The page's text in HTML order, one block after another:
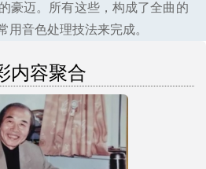
豪迈。所有这些，构成了全曲的
用音色处理技法来完成。
内容聚合